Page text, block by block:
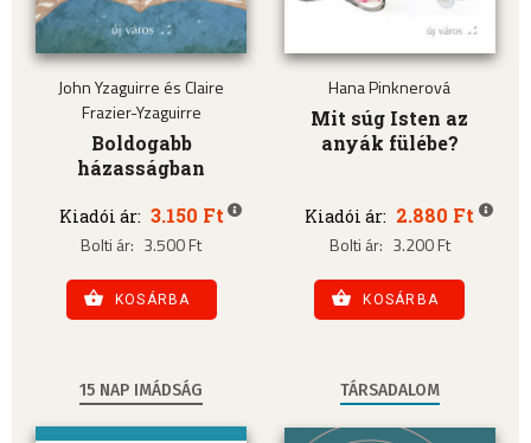
John Yzaguirre és Claire
Frazier-Yzaguirre
Boldogabb
házasságban
Kiadói ár: 3.150 Ft
Bolti ár: 3.500 Ft
KOSÁRBA
Hana Pinknerová
Mit súg Isten az
anyák fülébe?
Kiadói ár: 2.880 Ft
Bolti ár: 3.200 Ft
KOSÁRBA
15 NAP IMÁDSÁG TÁRSADALOM